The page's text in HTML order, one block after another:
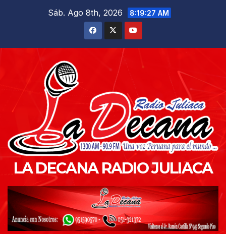
Sáb. Ago 8th, 2026 8:19:29 AM
LA DECANA RADIO JULIACA